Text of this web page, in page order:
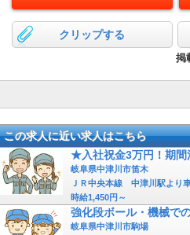
クリップする
掲
この求人に近い求人はこちら
★入社祝金3万円！期
岐阜県中津川市笛木
ＪＲ中央本線 中津川駅より
時給1,450円～
強化段ボール・機械で
岐阜県中津川市駒場